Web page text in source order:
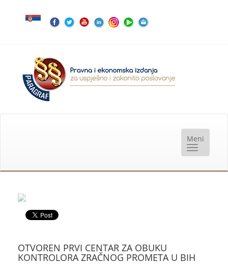
OTVOREN PRVI CENTAR ZA OBUKU
KONTROLORA ZRAČNOG PROMETA U BIH